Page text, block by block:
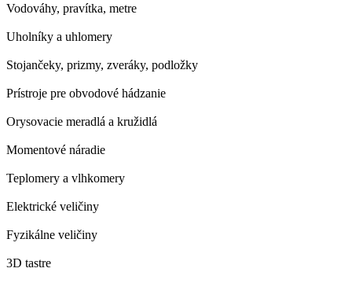
Vodováhy, pravítka, metre
Uholníky a uhlomery
Stojančeky, prizmy, zveráky, podložky
Prístroje pre obvodové hádzanie
Orysovacie meradlá a kružidlá
Momentové náradie
Teplomery a vlhkomery
Elektrické veličiny
Fyzikálne veličiny
3D tastre